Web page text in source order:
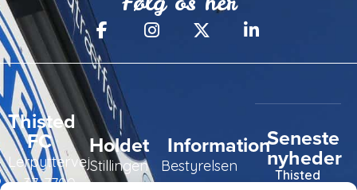
Thisted
FC
Lerpyttervej
37, 7700
Holdet
Stillingen
Information
Bestyrelsen
Seneste
nyheder
Thisted